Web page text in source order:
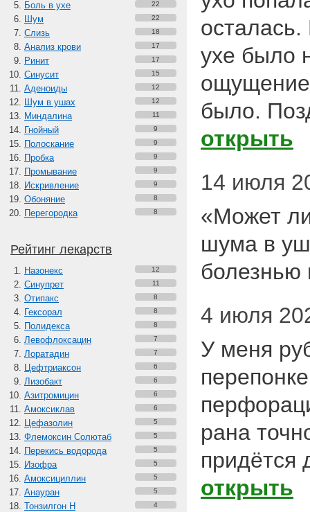
Боль в ухе 22
Шум 22
Слизь 18
Анализ крови 17
Ринит 17
Синусит 15
Аденоиды 12
Шум в ушах 12
Миндалина 11
Гнойный 9
Полоскание 9
Пробка 9
Промывание 9
Искривление 9
Обоняние 8
Перегородка 8
Рейтинг лекарств
Назонекс 12
Синупрет 11
Отипакс 8
Гексорал 8
Полидекса 8
Левофлоксацин 7
Лоратадин 7
Цефтриаксон 6
Лизобакт 6
Азитромицин 6
Амоксиклав 6
Цефазолин 5
Флемоксин Солютаб 5
Перекись водорода 5
Изофра 5
Амоксициллин 5
Анауран 5
Тонзилгон Н 4
ухе было
было.
открыть
14 июля
«Может
шума в
4 июля
У меня
рана
придётся
открыть